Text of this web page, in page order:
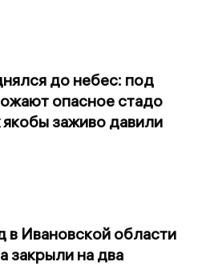
до небес: под
опасное стадо
заживо давили
Ивановской области
закрыли на два